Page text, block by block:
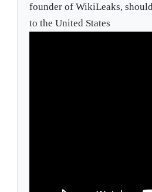
founder of WikiLeaks,
to the United States